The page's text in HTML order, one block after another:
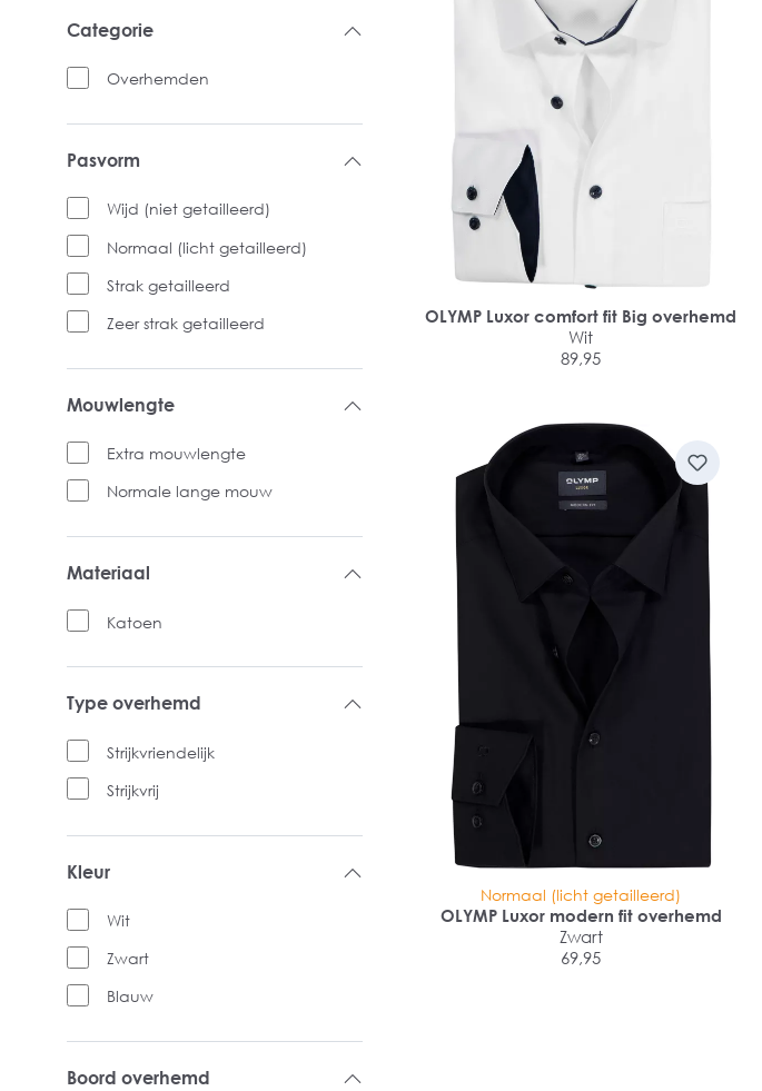
Categorie
Overhemden
Pasvorm
Wijd (niet getailleerd)
Normaal (licht getailleerd)
Strak getailleerd
Zeer strak getailleerd
Mouwlengte
Extra mouwlengte
Normale lange mouw
Materiaal
Katoen
Type overhemd
Strijkvriendelijk
Strijkvrij
Kleur
Wit
Zwart
Blauw
Boord overhemd
OLYMP Luxor comfort fit Big overhemd
Wit
89,95
Normaal (licht getailleerd)
OLYMP Luxor modern fit overhemd
Zwart
69,95